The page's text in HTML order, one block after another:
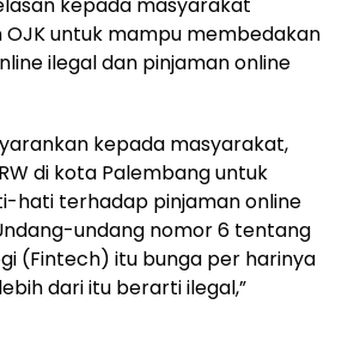
kepada masyarakat
untuk mampu membedakan
ilegal dan pinjaman online
kepada masyarakat,
di kota Palembang untuk
hati terhadap pinjaman online
undang nomor 6 tentang
(Fintech) itu bunga per harinya
dari itu berarti ilegal,”